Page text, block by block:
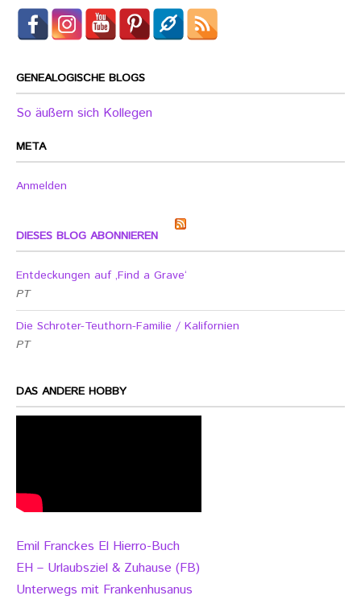
GENEALOGISCHE BLOGS
So äußern sich Kollegen
META
Anmelden
DIESES BLOG ABONNIEREN
Entdeckungen auf ‚Find a Grave‘
PT
Die Schroter-Teuthorn-Familie / Kalifornien
PT
DAS ANDERE HOBBY
Emil Franckes El Hierro-Buch
EH – Urlaubsziel & Zuhause (FB)
Unterwegs mit Frankenhusanus